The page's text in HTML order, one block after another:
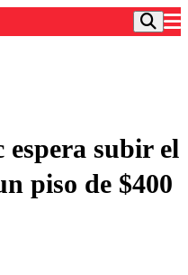
subir el
piso de $400